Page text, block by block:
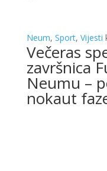
Neum, Sport, Vijesti
Večeras
završnica
Neumu –
nokaut